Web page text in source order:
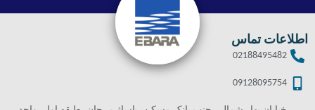
اطلاعات تماس
02188495482
09128095754